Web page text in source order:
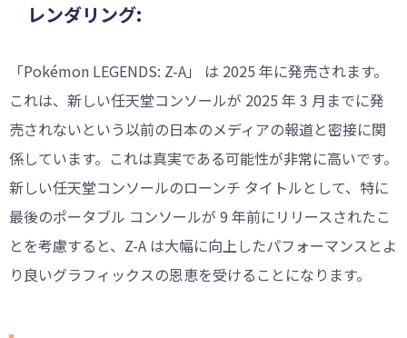
レンダリング:
「Pokémon LEGENDS: Z-A」 は 2025 年に発売されます。
これは、新しい任天堂コンソールが 2025 年 3 月までに発
売されないという以前の日本のメディアの報道と密接に関
係しています。これは真実である可能性が非常に高いです。
新しい任天堂コンソールのローンチ タイトルとして、特に
最後のポータブル コンソールが 9 年前にリリースされたこ
とを考慮すると、Z-A は大幅に向上したパフォーマンスとよ
り良いグラフィックスの恩恵を受けることになります。